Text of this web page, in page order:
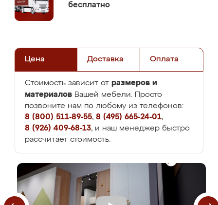
бесплатно
Цена Доставка Оплата
Стоимость зависит от размеров и
материалов Вашей мебели. Просто
позвоните нам по любому из телефонов:
8 (800) 511-89-55, 8 (495) 665-24-01,
8 (926) 409-68-13, и наш менеджер быстро
рассчитает стоимость.